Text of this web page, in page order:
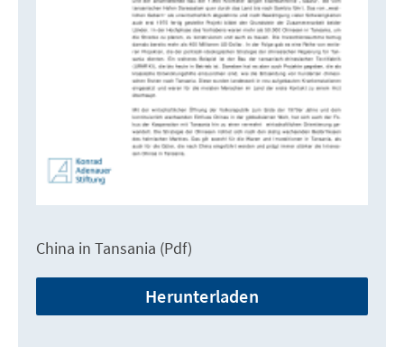
China in Tansania (Pdf)
Herunterladen